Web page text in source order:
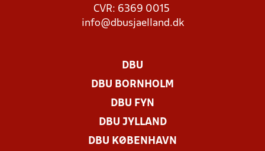
CVR: 6369 0015
info@dbusjaelland.dk
DBU
DBU BORNHOLM
DBU FYN
DBU JYLLAND
DBU KØBENHAVN